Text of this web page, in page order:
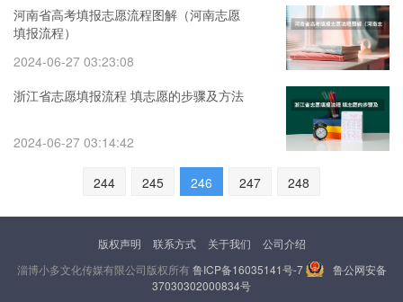
河南省高考填报志愿流程图解（河南志愿
填报流程）
2024-06-27 03:23:08
浙江省志愿填报流程 填志愿的步骤及方法
2024-06-27 03:14:42
244 245 246 247 248
版权声明 联系方式 关于我们
公司介绍
淄博小多文化传媒有限公司版权所有鲁ICP备16035141号-7
鲁公网安备
37030302000834号